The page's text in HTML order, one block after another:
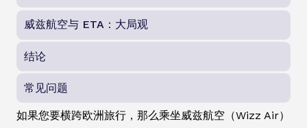
威兹航空与 ETA：大局观
结论
常见问题
如果您要横跨欧洲旅行，那么乘坐威兹航空（Wizz Air）